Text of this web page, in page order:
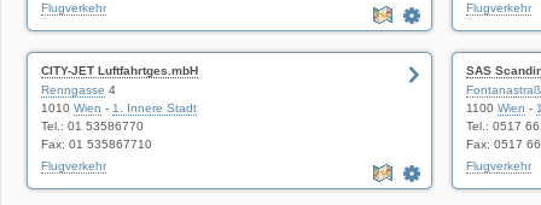
Flugverkehr
Flugverkehr
CITY-JET Luftfahrtges.mbH
Renngasse 4
1010 Wien - 1. Innere Stadt
Tel.: 01 53586770
Fax: 01 535867710
Flugverkehr
SAS
1100 Wien -
Tel.: 0517
Fax: 0517
Flugverkehr